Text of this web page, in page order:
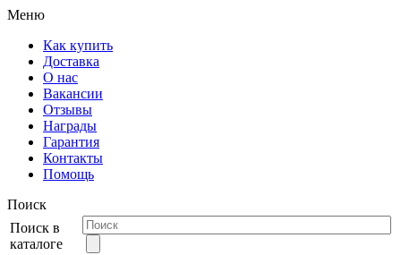
Меню
Как купить
Доставка
О нас
Вакансии
Отзывы
Награды
Гарантия
Контакты
Помощь
Поиск
Поиск в
каталоге